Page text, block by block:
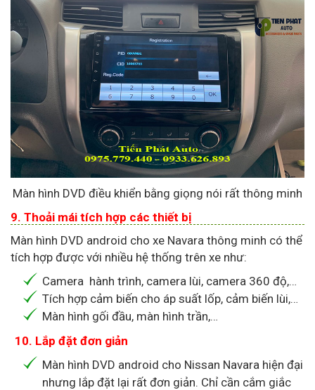
Màn hình DVD điều khiển bằng giọng nói rất thông minh
9. Thoải mái tích hợp các thiết bị
Màn hình DVD android cho xe Navara thông minh có thể
tích hợp được với nhiều hệ thống trên xe như:
Camera hành trình, camera lùi, camera 360 độ,…
Tích hợp cảm biến cho áp suất lốp, cảm biến lùi,…
Màn hình gối đầu, màn hình trần,…
10. Lắp đặt đơn giản
Màn hình DVD android cho Nissan Navara hiện đại
nhưng lắp đặt lại rất đơn giản. Chỉ cần cắm giắc